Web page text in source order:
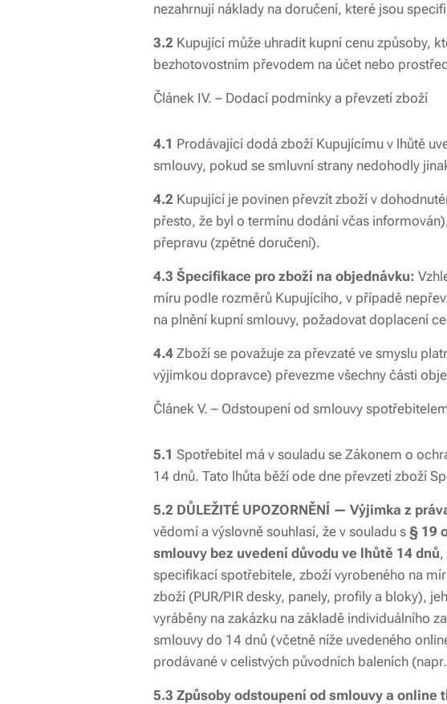
nezahrnují náklady na doručení, které jsou
3.2 Kupující může uhradit kupní cenu způsoby,
bezhotovostním převodem na účet nebo
Článek IV. – Dodací podmínky a převzetí zboží
4.1 Prodávající dodá zboží Kupujícímu v lhůtě
smlouvy, pokud se smluvní strany nedohodly
4.2 Kupující je povinen převzít zboží v
přesto, že byl o termínu dodání včas
přepravu (zpětné doručení).
4.3 Špecifikace pro zboží na objednávku:
míru podle rozměrů Kupujícího, v případě
na plnění kupní smlouvy, požadovat doplacení
4.4Zboží se považuje za převzaté ve smyslu
výjimkou dopravce) převezme všechny části
Článek V. – Odstoupení od smlouvy
5.1 Spotřebitel má v souladu se Zákonem o
14 dnů. Tato lhůta běží ode dne převzetí zboží
5.2 DŮLEŽITÉ UPOZORNĚNÍ — Výjimka z
vědomí a výslovně souhlasí, že v souladu s § 19
smlouvy bez uvedení důvodu ve lhůtě 14 dnů,
specifikací spotřebitele, zboží vyrobeného na
zboží (PUR/PIR desky, panely, profily a bloky),
vyráběny na zakázku na základě individuálního
smlouvy do 14 dnů (včetně níže uvedeného
prodávané v celistvých původních baleních
5.3 Způsoby odstoupení od smlouvy a online